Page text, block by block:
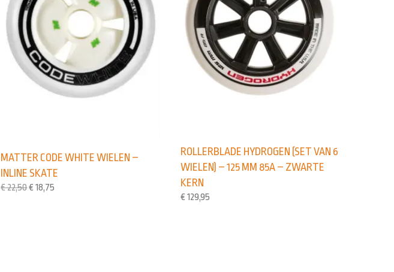
MATTER CODE WHITE WIELEN –
INLINE SKATE
€22,50€ 18,75
ROLLERBLADE HYDROGEN (SET VAN 6
WIELEN) – 125 MM 85A – ZWARTE
KERN
€ 129,95